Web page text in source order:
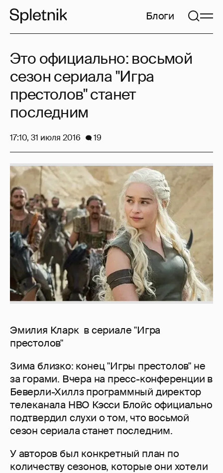
Блоги
Эмилия Кларк в сериале "Игра
престолов"
Зима близко: конец "Игры престолов" не
за горами. Вчера на пресс-конференции в
Беверли-Хиллз программный директор
телеканала HBO Кэсси Блойс официально
подтвердил слухи о том, что восьмой
сезон сериала станет последним.
У авторов был конкретный план по
количеству сезонов, которые они хотели
Это официально: восьмой
сезон сериала "Игра
престолов" станет
последним
17:10, 31 июля 2016 19